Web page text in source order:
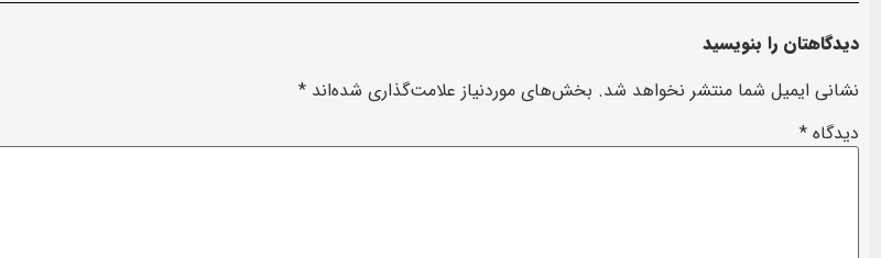
دیدگاهتان را بنویسید
نشانی ایمیل شما منتشر نخواهد شد. بخش‌های موردنیاز علامت‌گذاری شده‌اند *
دیدگاه *